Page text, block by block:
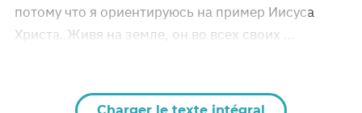
потому что я ориентируюсь на пример Иисуса
Христа. Живя на земле, он во всех своих …